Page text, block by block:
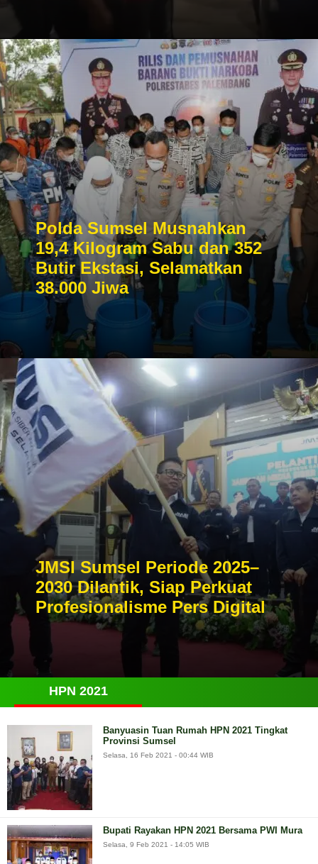
Polda Sumsel Musnahkan
19,4 Kilogram Sabu dan 352
Butir Ekstasi, Selamatkan
38.000 Jiwa
JMSI Sumsel Periode 2025–
2030 Dilantik, Siap Perkuat
Profesionalisme Pers Digital
HPN 2021
Banyuasin Tuan Rumah HPN 2021 Tingkat
Provinsi Sumsel
Selasa, 16 Feb 2021 - 00:44 WIB
Bupati Rayakan HPN 2021 Bersama PWI Mura
Selasa, 9 Feb 2021 - 14:05 WIB